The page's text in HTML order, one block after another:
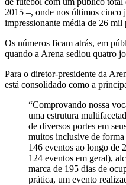
2015 –, onde nos últimos cinco
impressionante média de 26 mil
Os números ficam atrás, em
quando a Arena sediou quatro
Para o diretor-presidente da
está consolidado como a
“Comprovando nossa
uma estrutura
de diversos portes em
muitos inclusive de
146 eventos ao longo de
124 eventos em geral),
marca de 195 dias de
prática, um evento